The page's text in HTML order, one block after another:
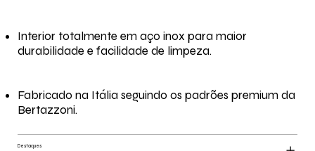
Interior totalmente em aço inox para maior
durabilidade e facilidade de limpeza.
Fabricado na Itália seguindo os padrões premium da
Bertazzoni.
Destaques